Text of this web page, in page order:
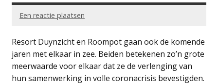
Een reactie plaatsen
Resort Duynzicht en Roompot gaan ook de komende
jaren met elkaar in zee. Beiden betekenen zo’n grote
meerwaarde voor elkaar dat ze de verlenging van
hun samenwerking in volle coronacrisis bevestigden.